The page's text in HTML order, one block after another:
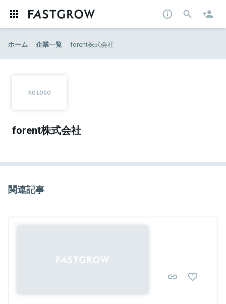
ホーム 企業一覧 forent株式会社
forent株式会社
関連記事